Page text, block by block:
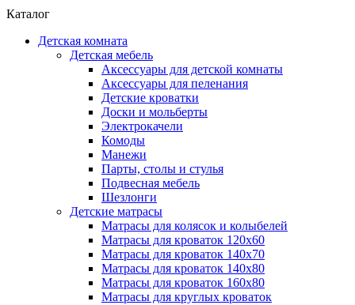
Каталог
Детская комната
Детская мебель
Аксессуары для детской комнаты
Аксессуары для пеленания
Детские кроватки
Доски и мольберты
Электрокачели
Комоды
Манежи
Парты, столы и стулья
Подвесная мебель
Шезлонги
Детские матрасы
Матрасы для колясок и колыбелей
Матрасы для кроваток 120х60
Матрасы для кроваток 140х70
Матрасы для кроваток 140х80
Матрасы для кроваток 160х80
Матрасы для круглых кроваток